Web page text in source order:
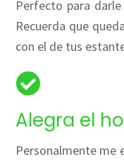
Perfecto para
Recuerda que
con el de tus
Alegra el
Personalmente me